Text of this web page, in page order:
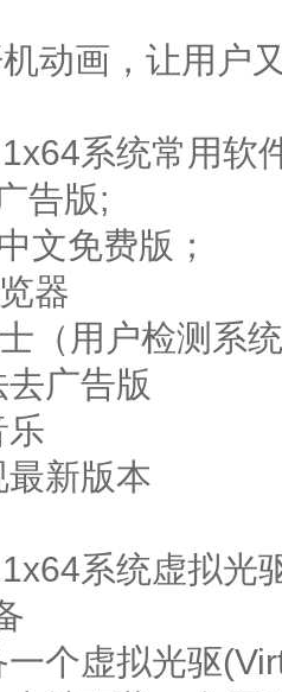
动画，让用户
系统常用软
告版;
文免费版；
器
（用户检测系
广告版
乐
新版本
系统虚拟光
个虚拟光驱